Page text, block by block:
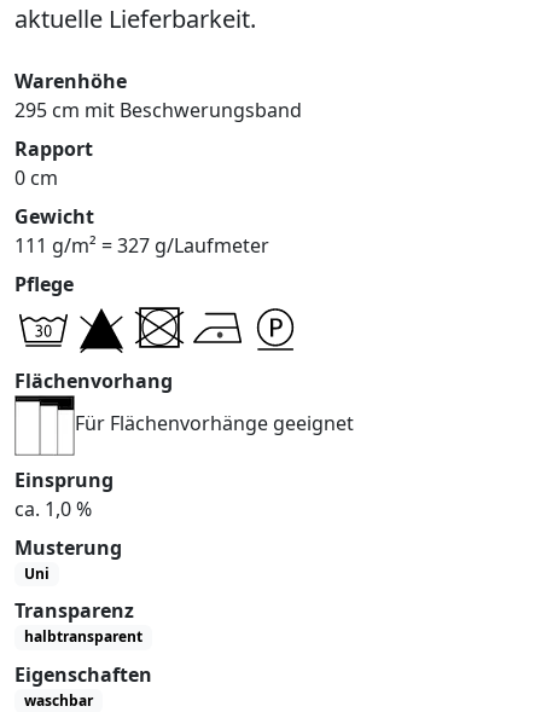
aktuelle Lieferbarkeit.
Warenhöhe
295 cm mit Beschwerungsband
Rapport
0 cm
Gewicht
111 g/m² = 327 g/Laufmeter
Pflege
Flächenvorhang
Für Flächenvorhänge geeignet
Einsprung
ca. 1,0 %
Musterung
Uni
Transparenz
halbtransparent
Eigenschaften
waschbar